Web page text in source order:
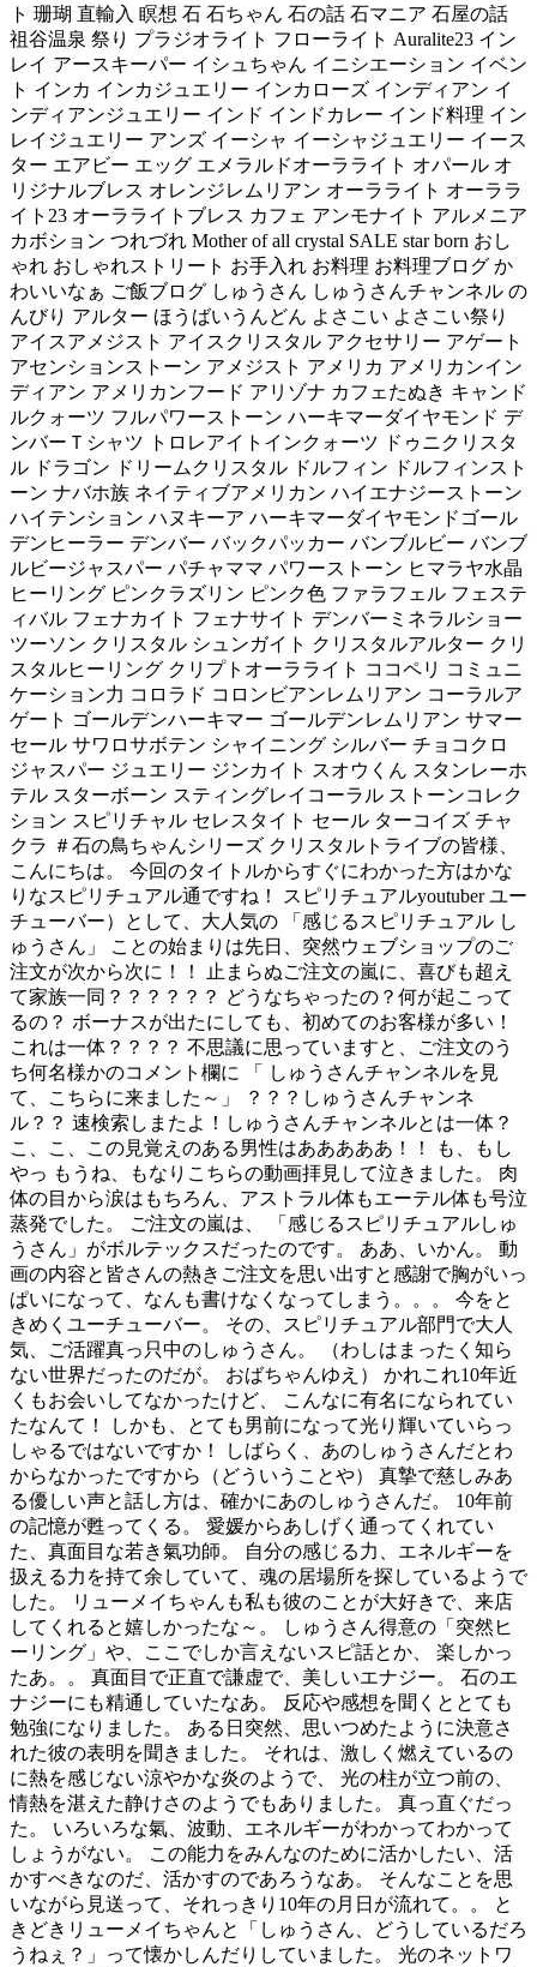
ト 珊瑚 直輸入 瞑想 石 石ちゃん 石の話 石マニア 石屋の話
祖谷温泉 祭り プラジオライト フローライト Auralite23 イン
レイ アースキーパー イシュちゃん イニシエーション イベン
ト インカ インカジュエリー インカローズ インディアン イ
ンディアンジュエリー インド インドカレー インド料理 イン
レイジュエリー アンズ イーシャ イーシャジュエリー イース
ター エアビー エッグ エメラルドオーラライト オパール オ
リジナルブレス オレンジレムリアン オーラライト オーララ
イト23 オーラライトブレス カフェ アンモナイト アルメニア
カボション つれづれ Mother of all crystal SALE star born おし
ゃれ おしゃれストリート お手入れ お料理 お料理ブログ か
わいいなぁ ご飯ブログ しゅうさん しゅうさんチャンネル の
んびり アルター ほうばいうんどん よさこい よさこい祭り
アイスアメジスト アイスクリスタル アクセサリー アゲート
アセンションストーン アメジスト アメリカ アメリカンイン
ディアン アメリカンフード アリゾナ カフェたぬき キャンド
ルクォーツ フルパワーストーン ハーキマーダイヤモンド デ
ンバーＴシャツ トロレアイトインクォーツ ドゥニクリスタ
ル ドラゴン ドリームクリスタル ドルフィン ドルフィンスト
ーン ナバホ族 ネイティブアメリカン ハイエナジーストーン
ハイテンション ハヌキーア ハーキマーダイヤモンドゴール
デンヒーラー デンバー バックパッカー バンブルビー バンブ
ルビージャスパー パチャママ パワーストーン ヒマラヤ水晶
ヒーリング ピンクラズリン ピンク色 ファラフェル フェステ
ィバル フェナカイト フェナサイト デンバーミネラルショー
ツーソン クリスタル シュンガイト クリスタルアルター クリ
スタルヒーリング クリプトオーラライト ココペリ コミュニ
ケーション力 コロラド コロンビアンレムリアン コーラルア
ゲート ゴールデンハーキマー ゴールデンレムリアン サマー
セール サワロサボテン シャイニング シルバー チョコクロ
ジャスパー ジュエリー ジンカイト スオウくん スタンレーホ
テル スターボーン スティングレイコーラル ストーンコレク
ション スピリチャル セレスタイト セール ターコイズ チャ
クラ ＃石の鳥ちゃんシリーズ クリスタルトライブの皆様、
こんにちは。 今回のタイトルからすぐにわかった方はかな
りなスピリチュアル通ですね！ スピリチュアルyoutuber ユー
チューバー）として、大人気の 「感じるスピリチュアル し
ゅうさん」 ことの始まりは先日、突然ウェブショップのご
注文が次から次に！！ 止まらぬご注文の嵐に、喜びも超え
て家族一同？？？？？？ どうなちゃったの？何が起こって
るの？ ボーナスが出たにしても、初めてのお客様が多い！
これは一体？？？？ 不思議に思っていますと、ご注文のう
ち何名様かのコメント欄に 「 しゅうさんチャンネルを見
て、こちらに来ました～」 ？？？しゅうさんチャンネ
ル？？ 速検索しまたよ！しゅうさんチャンネルとは一体？
こ、こ、この見覚えのある男性はあああああ！！ も、もし
やっ もうね、もなりこちらの動画拝見して泣きました。 肉
体の目から涙はもちろん、アストラル体もエーテル体も号泣
蒸発でした。 ご注文の嵐は、 「感じるスピリチュアルしゅ
うさん」がボルテックスだったのです。 ああ、いかん。 動
画の内容と皆さんの熱きご注文を思い出すと感謝で胸がいっ
ぱいになって、なんも書けなくなってしまう。。。 今をと
きめくユーチューバー。 その、スピリチュアル部門で大人
気、ご活躍真っ只中のしゅうさん。 （わしはまったく知ら
ない世界だったのだが。 おばちゃんゆえ） かれこれ10年近
くもお会いしてなかったけど、 こんなに有名になられてい
たなんて！ しかも、とても男前になって光り輝いていらっ
しゃるではないですか！ しばらく、あのしゅうさんだとわ
からなかったですから（どういうことや） 真摯で慈しみあ
る優しい声と話し方は、確かにあのしゅうさんだ。 10年前
の記憶が甦ってくる。 愛媛からあしげく通ってくれてい
た、真面目な若き氣功師。 自分の感じる力、エネルギーを
扱える力を持て余していて、魂の居場所を探しているようで
した。 リューメイちゃんも私も彼のことが大好きで、来店
してくれると嬉しかったな～。 しゅうさん得意の「突然ヒ
ーリング」や、ここでしか言えないスピ話とか、 楽しかっ
たあ。。 真面目で正直で謙虚で、美しいエナジー。 石のエ
ナジーにも精通していたなあ。 反応や感想を聞くととても
勉強になりました。 ある日突然、思いつめたように決意さ
れた彼の表明を聞きました。 それは、激しく燃えているの
に熱を感じない涼やかな炎のようで、 光の柱が立つ前の、
情熱を湛えた静けさのようでもありました。 真っ直ぐだっ
た。 いろいろな氣、波動、エネルギーがわかってわかって
しょうがない。 この能力をみんなのために活かしたい、活
かすべきなのだ、活かすのであろうなあ。 そんなことを思
いながら見送って、それっきり10年の月日が流れて。。 と
きどきリューメイちゃんと「しゅうさん、どうしているだろ
うねぇ？」って懐かしんだりしていました。 光のネットワ